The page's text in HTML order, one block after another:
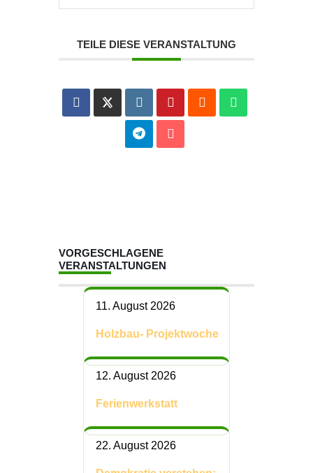
TEILE DIESE VERANSTALTUNG
VORGESCHLAGENE
VERANSTALTUNGEN
11. August 2026
Holzbau- Projektwoche
12. August 2026
Ferienwerkstatt
22. August 2026